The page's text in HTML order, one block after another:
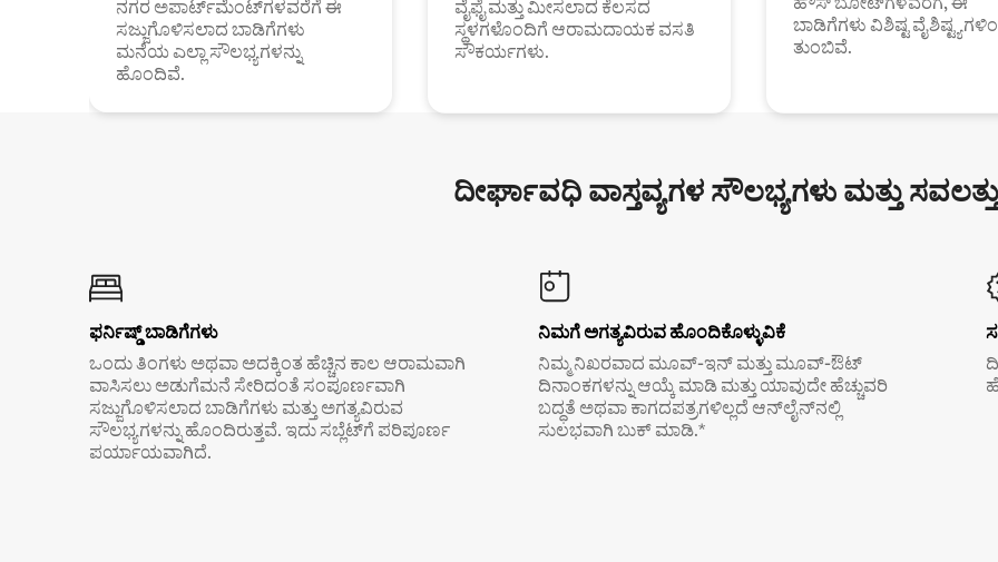
ನಗರ ಅಪಾರ್ಟ್‌ಮೆಂಟ್‌ಗಳವರೆಗೆ ಈ
ಸಜ್ಜುಗೊಳಿಸಲಾದ ಬಾಡಿಗೆಗಳು
ಮನೆಯ ಎಲ್ಲಾ ಸೌಲಭ್ಯಗಳನ್ನು
ಹೊಂದಿವೆ.
ವೈಫೈ ಮತ್ತು ಮೀಸಲಾದ ಕೆಲಸದ
ಸ್ಥಳಗಳೊಂದಿಗೆ ಆರಾಮದಾಯಕ ವಸತಿ
ಸೌಕರ್ಯಗಳು.
ಬಾಡಿಗೆಗಳು ವಿಶಿಷ್ಟ
ತುಂಬಿವೆ.
ದೀರ್ಘಾವಧಿ ವಾಸ್ತವ್ಯಗಳ ಸೌಲಭ್ಯಗಳು ಮತ್ತು
ಫರ್ನಿಷ್ಡ್ ಬಾಡಿಗೆಗಳು
ಒಂದು ತಿಂಗಳು ಅಥವಾ ಅದಕ್ಕಿಂತ ಹೆಚ್ಚಿನ ಕಾಲ ಆರಾಮವಾಗಿ
ವಾಸಿಸಲು ಅಡುಗೆಮನೆ ಸೇರಿದಂತೆ ಸಂಪೂರ್ಣವಾಗಿ
ಸಜ್ಜುಗೊಳಿಸಲಾದ ಬಾಡಿಗೆಗಳು ಮತ್ತು ಅಗತ್ಯವಿರುವ
ಸೌಲಭ್ಯಗಳನ್ನು ಹೊಂದಿರುತ್ತವೆ. ಇದು ಸಬ್ಲೆಟ್‌ಗೆ ಪರಿಪೂರ್ಣ
ಪರ್ಯಾಯವಾಗಿದೆ.
ನಿಮಗೆ ಅಗತ್ಯವಿರುವ ಹೊಂದಿಕೊಳ್ಳುವಿಕೆ
ನಿಮ್ಮ ನಿಖರವಾದ ಮೂವ್-ಇನ್ ಮತ್ತು ಮೂವ್-ಔಟ್
ದಿನಾಂಕಗಳನ್ನು ಆಯ್ಕೆ ಮಾಡಿ ಮತ್ತು ಯಾವುದೇ ಹೆಚ್ಚುವರಿ
ಬದ್ಧತೆ ಅಥವಾ ಕಾಗದಪತ್ರಗಳಿಲ್ಲದೆ ಆನ್‌ಲೈನ್‌ನಲ್ಲಿ
ಸುಲಭವಾಗಿ ಬುಕ್ ಮಾಡಿ.*